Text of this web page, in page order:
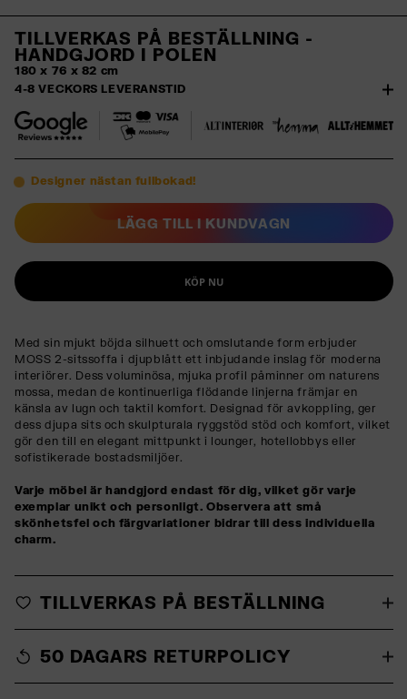
TILLVERKAS PÅ BESTÄLLNING -
HANDGJORD I POLEN
180 x 76 x 82 cm
4-8 VECKORS LEVERANSTID
Designer nästan fullbokad!
LÄGG TILL I KUNDVAGN
KÖP NU
Med sin mjukt böjda silhuett och omslutande form erbjuder
MOSS 2-sitssoffa i djupblått ett inbjudande inslag för moderna
interiörer. Dess voluminösa, mjuka profil påminner om naturens
mossa, medan de kontinuerliga flödande linjerna främjar en
känsla av lugn och taktil komfort. Designad för avkoppling, ger
dess djupa sits och skulpturala ryggstöd stöd och komfort, vilket
gör den till en elegant mittpunkt i lounger, hotellobbys eller
sofistikerade bostadsmiljöer.
Varje möbel är handgjord endast för dig, vilket gör varje
exemplar unikt och personligt. Observera att små
skönhetsfel och färgvariationer bidrar till dess individuella
charm.
TILLVERKAS PÅ BESTÄLLNING
50 DAGARS RETURPOLICY